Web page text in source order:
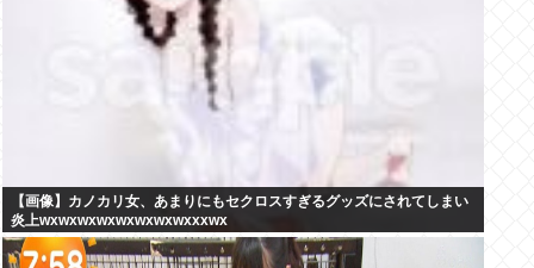
【画像】カノカリ女、あまりにもセクロスすぎるグッズにされてしまい
炎上wxwxwxwxwxwxwxwxxxwx